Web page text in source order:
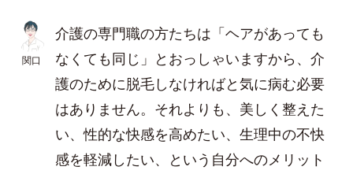
関口
介護の専門職の方たちは「ヘアがあっても
なくても同じ」とおっしゃいますから、介
護のために脱毛しなければと気に病む必要
はありません。それよりも、美しく整えた
い、性的な快感を高めたい、生理中の不快
感を軽減したい、という自分へのメリット